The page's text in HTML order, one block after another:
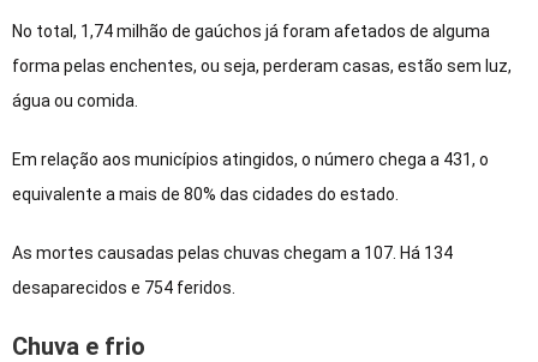
No total, 1,74 milhão de gaúchos já foram afetados de alguma
forma pelas enchentes, ou seja, perderam casas, estão sem luz,
água ou comida.
Em relação aos municípios atingidos, o número chega a 431, o
equivalente a mais de 80% das cidades do estado.
As mortes causadas pelas chuvas chegam a 107. Há 134
desaparecidos e 754 feridos.
Chuva e frio